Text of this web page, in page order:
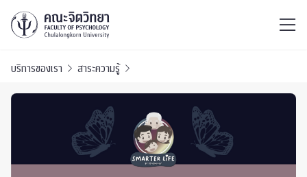
บริการของเรา สาระความรู้